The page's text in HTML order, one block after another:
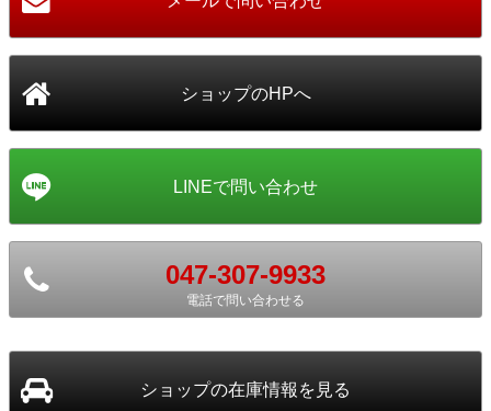
047-307-9933
電話で問い合わせる
ショップの在庫情報を見る